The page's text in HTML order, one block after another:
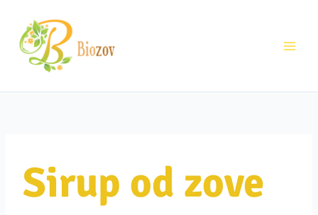
sadržaj
Sirup od zove